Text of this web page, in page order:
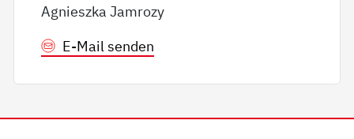
Agnieszka Jamrozy
E-Mail senden